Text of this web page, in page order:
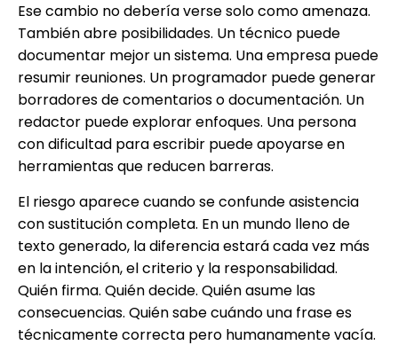
Ese cambio no debería verse solo como amenaza.
También abre posibilidades. Un técnico puede
documentar mejor un sistema. Una empresa puede
resumir reuniones. Un programador puede generar
borradores de comentarios o documentación. Un
redactor puede explorar enfoques. Una persona
con dificultad para escribir puede apoyarse en
herramientas que reducen barreras.
El riesgo aparece cuando se confunde asistencia
con sustitución completa. En un mundo lleno de
texto generado, la diferencia estará cada vez más
en la intención, el criterio y la responsabilidad.
Quién firma. Quién decide. Quién asume las
consecuencias. Quién sabe cuándo una frase es
técnicamente correcta pero humanamente vacía.